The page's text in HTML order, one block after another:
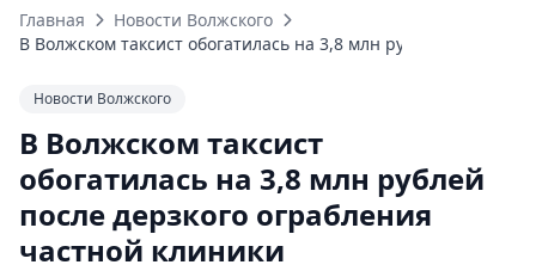
Главная
Новости Волжского
В Волжском таксист обогатилась на 3,8 млн рублей после
Новости Волжского
В Волжском таксист
обогатилась на 3,8 млн рублей
после дерзкого ограбления
частной клиники